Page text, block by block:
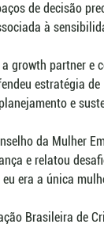
de decisão
à
growth partner e
estratégia
e
da Mulher
e relatou
era a única
Brasileira de